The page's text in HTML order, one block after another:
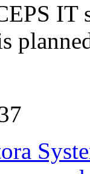
IT